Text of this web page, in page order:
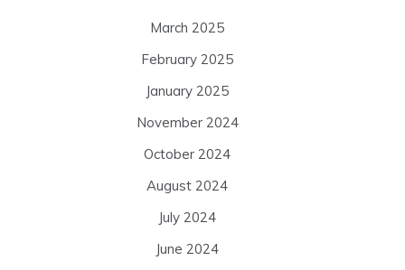
March 2025
February 2025
January 2025
November 2024
October 2024
August 2024
July 2024
June 2024